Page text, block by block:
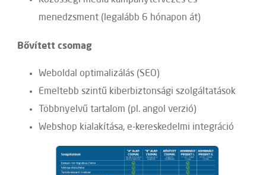
menedzsment (legalább 6 hónapon át)
Bővített csomag
Weboldal optimalizálás (SEO)
Emeltebb szintű kiberbiztonsági szolgáltatások
Többnyelvű tartalom (pl. angol verzió)
Webshop kialakítása, e-kereskedelmi integráció